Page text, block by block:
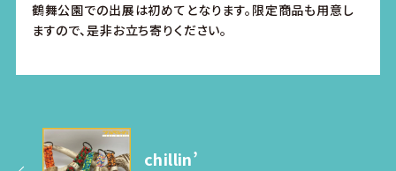
鶴舞公園での出展は初めてとなります。限定商品も用意し
ますので、是非お立ち寄りください。
chillin’